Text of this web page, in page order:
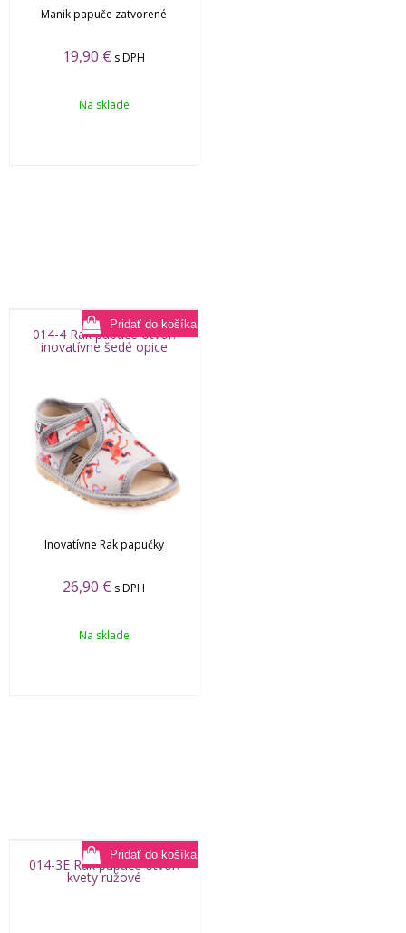
Manik papuče zatvorené
19,90 € s DPH
Na sklade
014-4 Rak papuče otvor.
inovatívne šedé opice
Inovatívne Rak papučky
26,90 € s DPH
Na sklade
014-3E Rak papuče otvor.
kvety ružové